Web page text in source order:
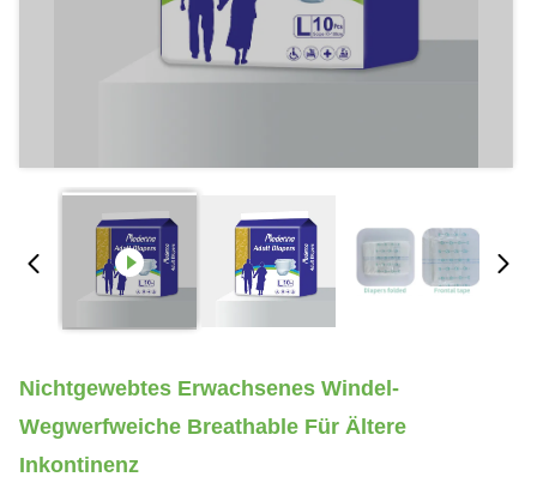
Nichtgewebtes Erwachsenes Windel-
Wegwerfweiche Breathable Für Ältere
Inkontinenz